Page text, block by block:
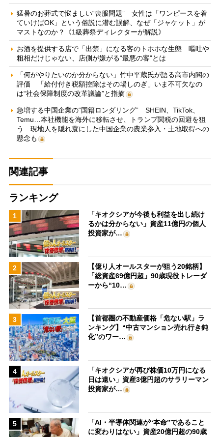
猛暑のお葬式で悩ましい“喪服問題” 女性は「ワンピースを着
ていけばOK」という俗説に潜む誤解、なぜ「ジャケット」が
マストなのか？《1級葬祭ディレクターが解説》
お酒を提供する店で「出禁」になる客のトホホな生態 嘔吐や
粗相だけじゃない、店側が嫌がる“最悪の客”とは
「何がやりたいのか分からない」竹中平蔵氏が語る高市内閣の
評価 「給付付き税額控除はその場しのぎ」いま不可欠なの
は“社会保障制度の改革議論”と指摘
急増する中国企業の“国籍ロンダリング” SHEIN、TikTok、
Temu…本社機能を海外に移転させ、トランプ関税の回避を狙
う 現地人を隠れ蓑にした中国企業の農業参入・土地取得への
懸念も
関連記事
ランキング
1
「キオクシアが今後も利益を出し続け
るかは分からない」資産11億円の個人
投資家が…
2
【億り人オールスターが狙う20銘柄】
「総資産69億円超」90歳現役トレーダ
ーから“10…
3
【首都圏の不動産価格「危ない駅」ラ
ンキング】“中古マンション売れ行き鈍
化”のワー…
4
「キオクシアが再び株価10万円になる
日は遠い」資産3億円超のサラリーマン
投資家が…
5
「AI・半導体関連が“本命”であること
に変わりはない」資産20億円超の90歳